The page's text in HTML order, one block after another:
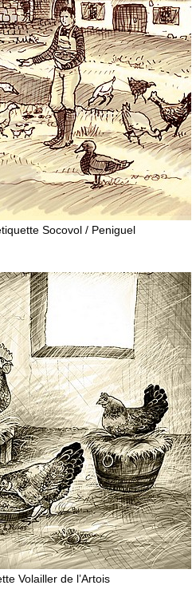
Socovol / Peniguel
Volailler de l’Artois